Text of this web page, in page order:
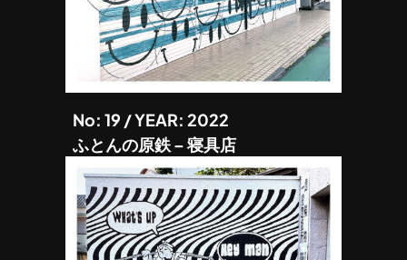
No: 19 / YEAR: 2022
ふとんの原鉄 – 寝具店